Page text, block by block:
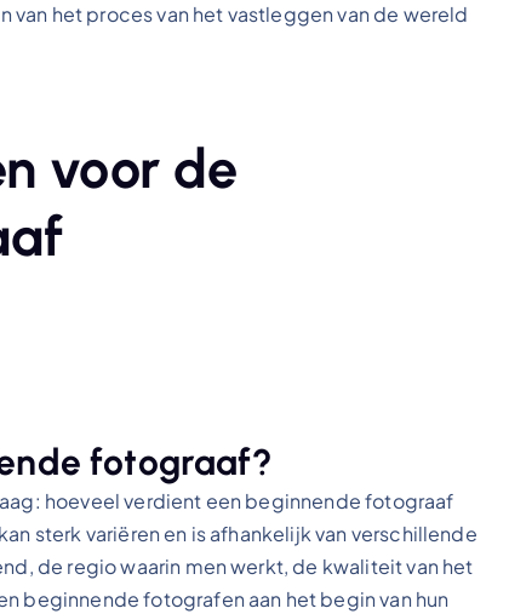
het proces van het vastleggen van de wereld
voor de
fotograaf?
hoeveel verdient een beginnende fotograaf
sterk variëren en is afhankelijk van verschillende
de regio waarin men werkt, de kwaliteit van het
beginnende fotografen aan het begin van hun